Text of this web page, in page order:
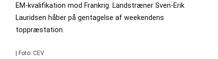
EM-kvalifikation mod Frankrig. Landstræner Sven-Erik
Lauridsen håber på gentagelse af weekendens
toppræstation.
| Foto: CEV